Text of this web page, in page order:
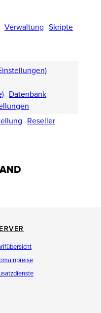
Verwaltung Skripte
Datenbank
Reseller